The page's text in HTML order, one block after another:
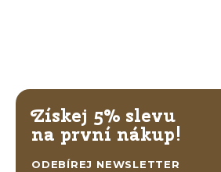
Získej 5% slevu
na první nákup!
ODEBÍREJ NEWSLETTER